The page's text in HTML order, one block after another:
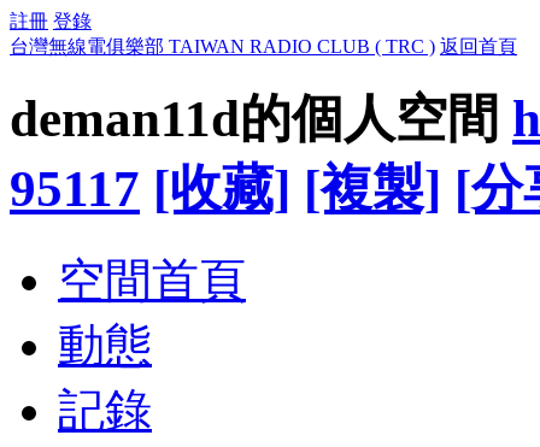
註冊 登錄
台灣無線電俱樂部 TAIWAN RADIO CLUB ( TRC ) 返回首頁
deman11d的個人空間
95117 [收藏] [複製] [分
空間首頁
動態
記錄